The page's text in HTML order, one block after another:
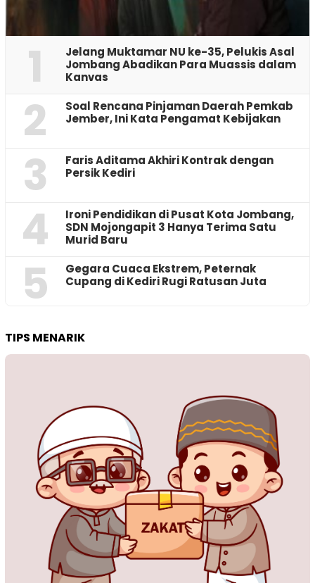
1
Jelang Muktamar NU ke-35, Pelukis Asal
Jombang Abadikan Para Muassis dalam
Kanvas
2
‎Soal Rencana Pinjaman Daerah Pemkab
Jember, Ini Kata Pengamat Kebijakan ‎
3
Faris Aditama Akhiri Kontrak dengan
Persik Kediri
4
Ironi Pendidikan di Pusat Kota Jombang,
SDN Mojongapit 3 Hanya Terima Satu
Murid Baru
5
‎Gegara Cuaca Ekstrem, Peternak
Cupang di Kediri Rugi Ratusan Juta
TIPS MENARIK